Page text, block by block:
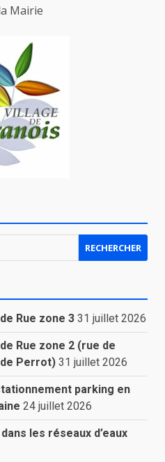
Mairie
Rue zone 3 31 juillet 2026
Rue zone 2 (rue de
de Perrot) 31 juillet 2026
parking en
24 juillet 2026
les réseaux d’eaux